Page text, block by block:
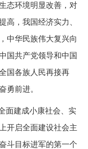
态环境明显改善，对
高，我国经济实力、
中华民族伟大复兴向
国共产党领导和中国
国各族人民再接再
勇前进。
面建成小康社会、实
开启全面建设社会主
斗目标进军的第一个